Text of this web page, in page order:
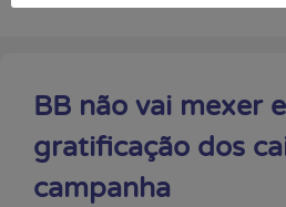
BB não vai mexer
gratificação dos
campanha